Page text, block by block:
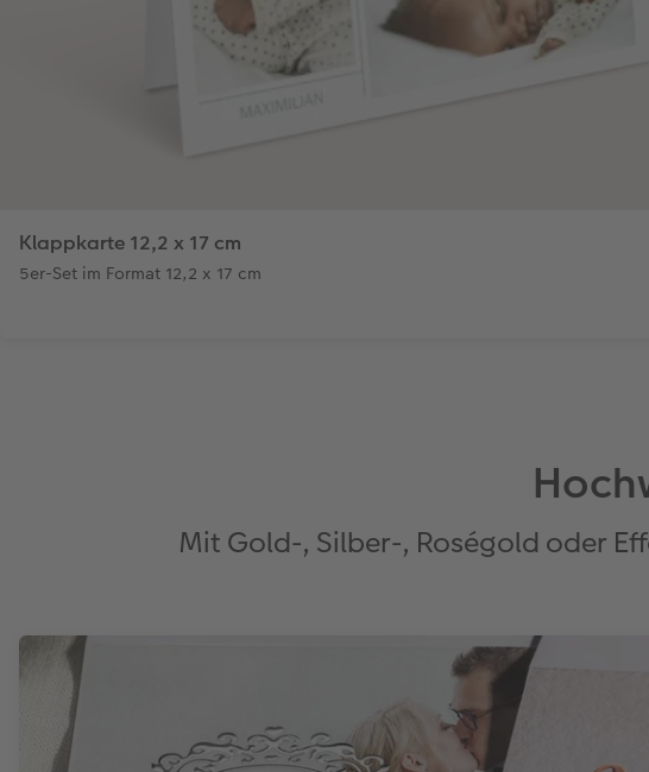
Klappkarte 12,2 x 17 cm
5er-Set im Format 12,2 x 17 cm
Mit Gold-, Silber-, Roségold oder